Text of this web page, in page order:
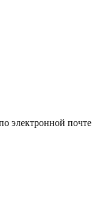
электронной почте